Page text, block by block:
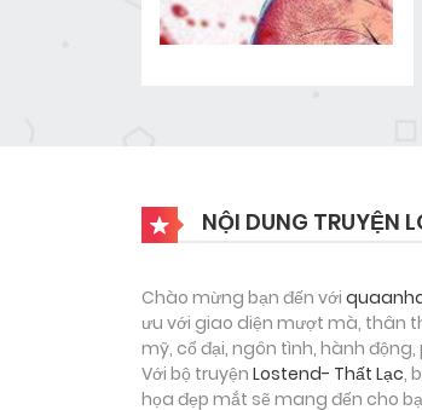
NỘI DUNG TRUYỆN
Chào mừng bạn đến với
ưu với giao diện mượt mà, thân
mỹ, cổ đại, ngôn tình, hành
Với bộ truyện Lostend- Thất Lạc,
họa đẹp mắt sẽ mang đến cho